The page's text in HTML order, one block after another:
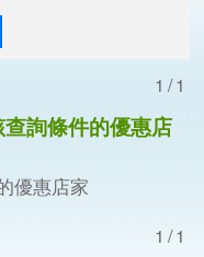
1/1
詢條件的優惠店
優惠店家
1/1